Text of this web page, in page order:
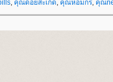
, คุณดอยสะเก็ด, คุณหอมกร, คุณ